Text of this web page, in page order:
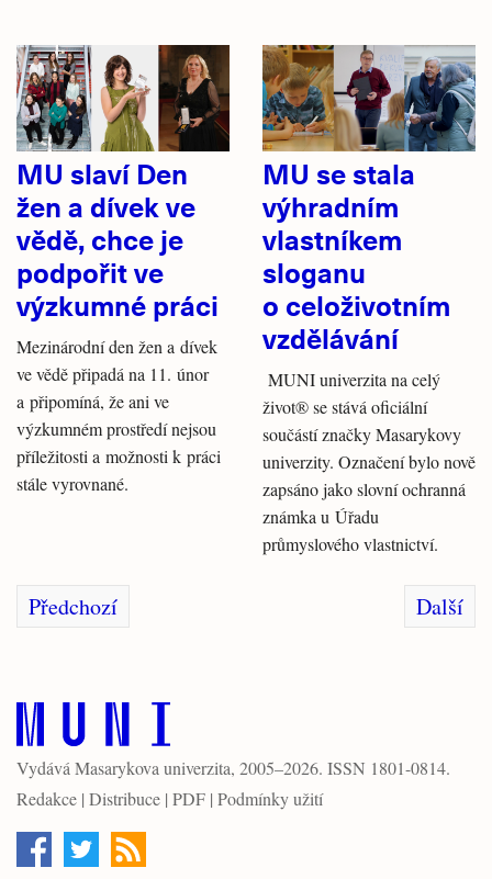
MU slaví Den
žen a dívek ve
vědě, chce je
podpořit ve
výzkumné práci
Mezinárodní den žen a dívek
ve vědě připadá na 11. únor
a připomíná, že ani ve
výzkumném prostředí nejsou
příležitosti a možnosti k práci
stále vyrovnané.
MU se stala
výhradním
vlastníkem
sloganu
o celoživotním
vzdělávání
MUNI univerzita na celý
život® se stává oficiální
součástí značky Masarykovy
univerzity. Označení bylo nově
zapsáno jako slovní ochranná
známka u Úřadu
průmyslového vlastnictví.
Předchozí Další
Vydává Masarykova univerzita, 2005–2026. ISSN 1801-0814.
Redakce | Distribuce | PDF | Podmínky užití